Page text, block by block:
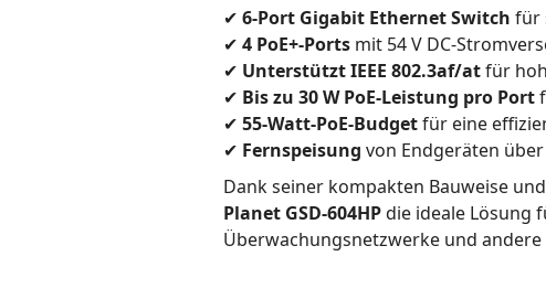
✔ 6-Port Gigabit Ethernet Switch für
✔ 4 PoE+-Ports mit 54 V DC-
✔ Unterstützt IEEE 802.3af/atfür
✔ Bis zu 30 W PoE-Leistung pro Port
✔ 55-Watt-PoE-Budgetfür eine
✔ Fernspeisung von Endgeräten
Dank seiner kompakten Bauweise
Planet GSD-604HPdie ideale Lösung
Überwachungsnetzwerke und andere